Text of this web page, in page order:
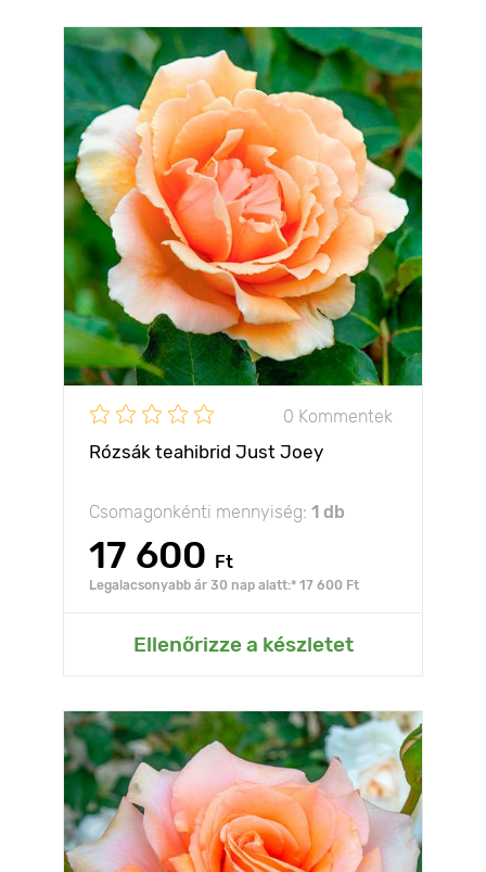
0 Kommentek
Rózsák teahibrid Just Joey
Csomagonkénti mennyiség: 1 db
17 600 Ft
Legalacsonyabb ár 30 nap alatt:* 17 600 Ft
Ellenőrizze a készletet